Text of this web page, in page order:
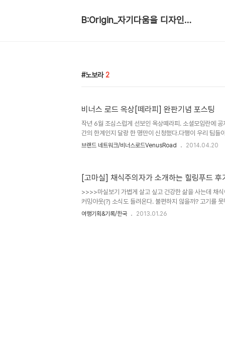
B:Origin_자기다움을 디자인합니다
노보라 2
비너스 로드 옥상[떼라피] 완판기념 포스팅
작년 6월 조심스럽게 선보인 옥상떼라피. 소셜모임란에 공
간의 한계인지 달랑 한 명만이 신청했다.다행이 우리 팀들
라는 인원으로 즐겁게 지냈던 기억. 올해 4월. 지난번 1인
http://www.zipbob.net/pro/
약한거 아닐까 하는 조심스런 예측에 급기야 음식차림을
음식 문구와 사진을 바꾸고 바로!! 8명 ..
브랜드 네트워크/비너스로드VenusRoad 2014.04.20
[고마실] 채식주의자가 소개하는 힐링푸드 후
>>>>마실보기 가볍게 살고 싶고 건강한 삶을 사는데 채
커밍아웃(?) 소식도 들려온다. 불편하지 않을까? 고기를
궁금해졌다. 궁금함으로 시작되어 마실러 섭외까지 이어
여행기획&기록/한국 2013.01.26